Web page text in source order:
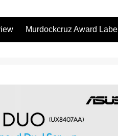
Murdockcruz Award Label